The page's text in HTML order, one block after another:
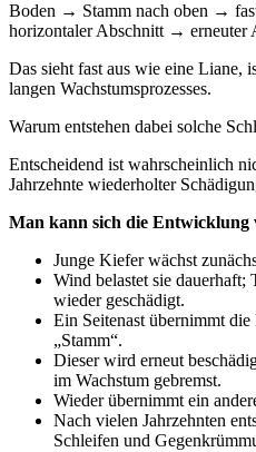
Boden → Stamm nach oben →
horizontaler Abschnitt → erneuter
Das sieht fast aus wie eine Liane,
langen Wachstumsprozesses.
Warum entstehen dabei solche
Entscheidend ist wahrscheinlich
Jahrzehnte wiederholter
Man kann sich die Entwicklung
Junge Kiefer wächst
Wind belastet sie
wieder geschädigt.
Ein Seitenast übernimmt
„Stamm“.
Dieser wird erneut
im Wachstum gebremst.
Wieder übernimmt ein
Nach vielen Jahrzehnten
Schleifen und